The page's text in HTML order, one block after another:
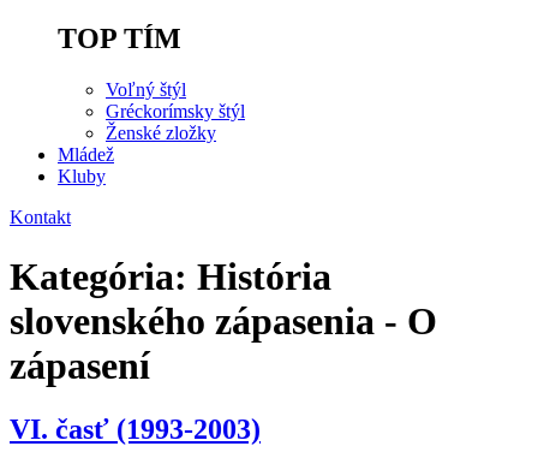
TOP TÍM
Voľný štýl
Gréckorímsky štýl
Ženské zložky
Mládež
Kluby
Kontakt
Kategória: História
slovenského zápasenia - O
zápasení
VI. časť (1993-2003)